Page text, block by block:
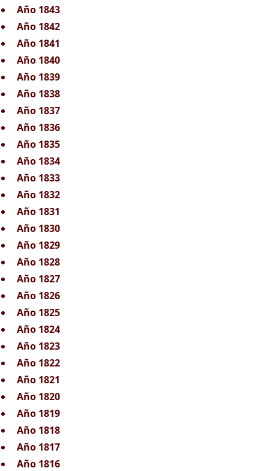
Año 1843
Año 1842
Año 1841
Año 1840
Año 1839
Año 1838
Año 1837
Año 1836
Año 1835
Año 1834
Año 1833
Año 1832
Año 1831
Año 1830
Año 1829
Año 1828
Año 1827
Año 1826
Año 1825
Año 1824
Año 1823
Año 1822
Año 1821
Año 1820
Año 1819
Año 1818
Año 1817
Año 1816